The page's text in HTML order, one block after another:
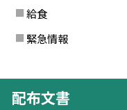
給食
緊急情報
配布文書